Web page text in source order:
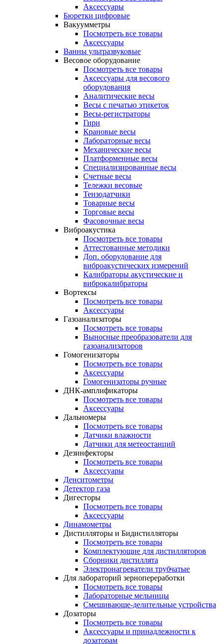
Аксессуары
Бюретки цифровые
Вакуумметры
Посмотреть все товары
Аксессуары
Ванны ультразвуковые
Весовое оборудование
Посмотреть все товары
Аксессуары для весового
оборудования
Аналитические весы
Весы с печатью этикеток
Весы-регистраторы
Гири
Крановые весы
Лабораторные весы
Механические весы
Платформенные весы
Специализированные весы
Счетные весы
Тележки весовые
Тензодатчики
Товарные весы
Торговые весы
Фасовочные весы
Виброакустика
Посмотреть все товары
Аттестованные методики
Доп. оборудование для
виброакустических измерений
Калибраторы акустические и
виброкалибраторы
Вортексы
Посмотреть все товары
Аксессуары
Газоанализаторы
Посмотреть все товары
Выносные преобразователи для
газоанализаторов
Гомогенизаторы
Посмотреть все товары
Аксессуары
Гомогенизаторы ручные
ДНК-амплификаторы
Посмотреть все товары
Аксессуары
Дальномеры
Посмотреть все товары
Датчики влажности
Датчики для метеостанций
Дезинфекторы
Посмотреть все товары
Аксессуары
Денситометры
Детектор газа
Дигесторы
Посмотреть все товары
Аксессуары
Динамометры
Дистилляторы и Бидистилляторы
Посмотреть все товары
Комплектующие для дистилляторов
Сборники дистиллята
Электронагреватели трубчатые
Для лабораторий зернопереработки
Посмотреть все товары
Лабораторные мельницы
Смешивающе-делительные устройства
Дозаторы
Посмотреть все товары
Аксессуары и принадлежности к
дозаторам